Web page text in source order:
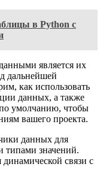
в Python с
является их
дальнейшей
как использовать
данных, а также
умолчанию, чтобы
вашего проекта.
данных для
типами значений.
связи с